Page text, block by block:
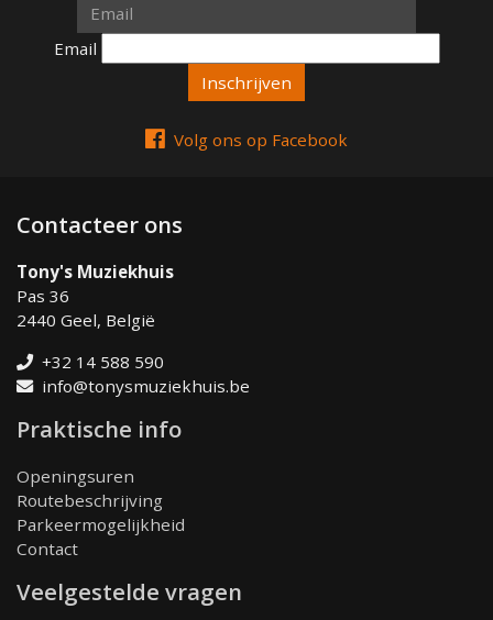
Email
Email
Volg ons op Facebook
Contacteer ons
Tony's Muziekhuis
Pas 36
2440 Geel, België
+32 14 588 590
info@tonysmuziekhuis.be
Praktische info
Openingsuren
Routebeschrijving
Parkeermogelijkheid
Contact
Veelgestelde vragen